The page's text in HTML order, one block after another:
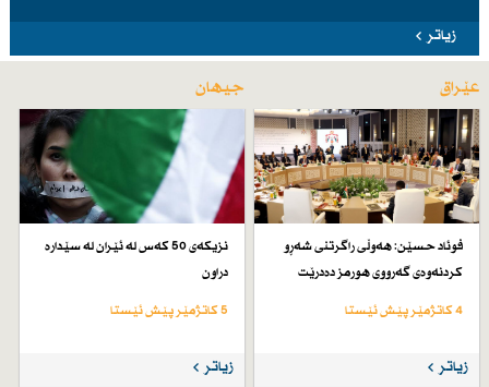
زیاتر
عێراق
فوئاد حسێن: هەوڵی راگرتنی شەڕو
كردنەوەی گەرووی هورمز دەدرێت
4 کاتژمێر پێش ئێستا
زیاتر
جیهان
نزیكەی 50 كەس لە ئێران لە سێدارە
دراون
5 کاتژمێر پێش ئێستا
زیاتر